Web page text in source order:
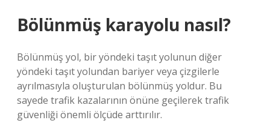
Bölünmüş karayolu nasıl?
Bölünmüş yol, bir yöndeki taşıt yolunun diğer
yöndeki taşıt yolundan bariyer veya çizgilerle
ayrılmasıyla oluşturulan bölünmüş yoldur. Bu
sayede trafik kazalarının önüne geçilerek trafik
güvenliği önemli ölçüde arttırılır.